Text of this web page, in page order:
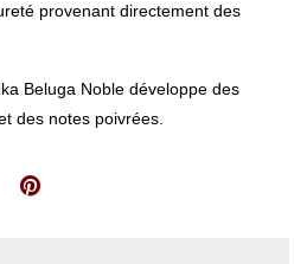
provenant directement des
Beluga Noble développe des
des notes poivrées.
Tweet